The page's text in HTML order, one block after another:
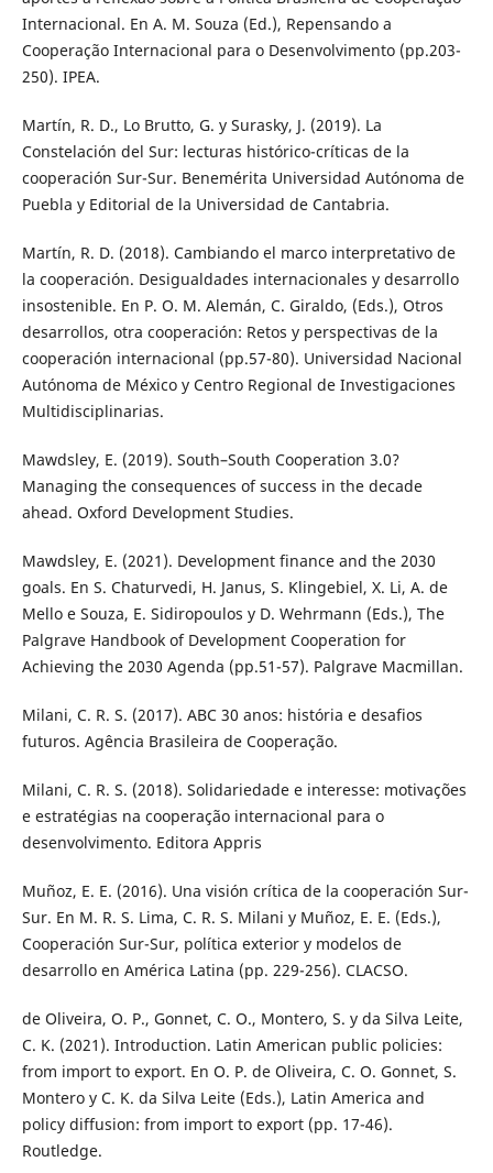
Internacional. En A. M. Souza (Ed.), Repensando a
Cooperação Internacional para o Desenvolvimento (pp.203-
250). IPEA.
Martín, R. D., Lo Brutto, G. y Surasky, J. (2019). La
Constelación del Sur: lecturas histórico-críticas de la
cooperación Sur-Sur. Benemérita Universidad Autónoma de
Puebla y Editorial de la Universidad de Cantabria.
Martín, R. D. (2018). Cambiando el marco interpretativo de
la cooperación. Desigualdades internacionales y desarrollo
insostenible. En P. O. M. Alemán, C. Giraldo, (Eds.), Otros
desarrollos, otra cooperación: Retos y perspectivas de la
cooperación internacional (pp.57-80). Universidad Nacional
Autónoma de México y Centro Regional de Investigaciones
Multidisciplinarias.
Mawdsley, E. (2019). South–South Cooperation 3.0?
Managing the consequences of success in the decade
ahead. Oxford Development Studies.
Mawdsley, E. (2021). Development finance and the 2030
goals. En S. Chaturvedi, H. Janus, S. Klingebiel, X. Li, A. de
Mello e Souza, E. Sidiropoulos y D. Wehrmann (Eds.), The
Palgrave Handbook of Development Cooperation for
Achieving the 2030 Agenda (pp.51-57). Palgrave Macmillan.
Milani, C. R. S. (2017). ABC 30 anos: história e desafios
futuros. Agência Brasileira de Cooperação.
Milani, C. R. S. (2018). Solidariedade e interesse: motivações
e estratégias na cooperação internacional para o
desenvolvimento. Editora Appris
Muñoz, E. E. (2016). Una visión crítica de la cooperación Sur-
Sur. En M. R. S. Lima, C. R. S. Milani y Muñoz, E. E. (Eds.),
Cooperación Sur-Sur, política exterior y modelos de
desarrollo en América Latina (pp. 229-256). CLACSO.
de Oliveira, O. P., Gonnet, C. O., Montero, S. y da Silva Leite,
C. K. (2021). Introduction. Latin American public policies:
from import to export. En O. P. de Oliveira, C. O. Gonnet, S.
Montero y C. K. da Silva Leite (Eds.), Latin America and
policy diffusion: from import to export (pp. 17-46).
Routledge.